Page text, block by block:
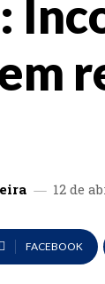
12 de
FACEBOOK